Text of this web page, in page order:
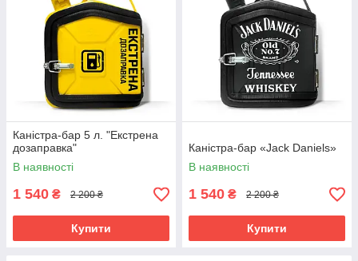
Каністра-бар 5 л. "Екстрена
дозаправка"
В наявності
1 540 ₴ 2 200 ₴
Купити
Каністра-бар «Jack Daniels»
В наявності
1 540 ₴ 2 200 ₴
Купити